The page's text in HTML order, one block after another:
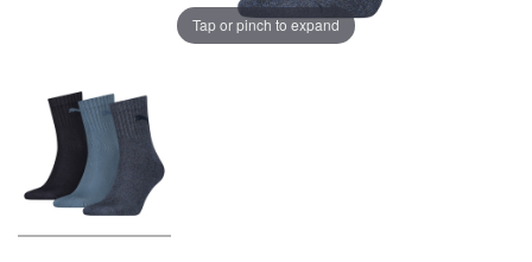
Tap or pinch to expand